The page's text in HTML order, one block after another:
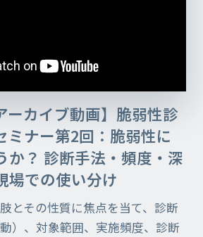
ーカイブ動画】脆弱性診
ミナー第2回：脆弱性に
か？ 診断手法・頻度・深
場での使い分け
とその性質に焦点を当て、診断
）、対象範囲、実施頻度、診断